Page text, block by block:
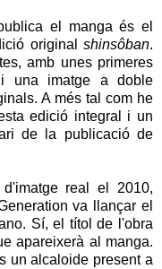
el manga és el
originalshinsôban.
amb unes primeres
una imatge a doble
A més tal com he
edició integral i un
de la publicació de
real el 2010,
va llançar el
Sí, el títol de l'obra
apareixerà al manga.
un alcaloide present a